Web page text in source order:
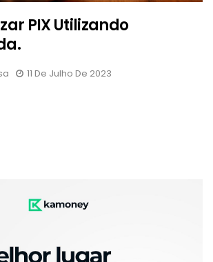
PIX Utilizando
11 De Julho De 2023